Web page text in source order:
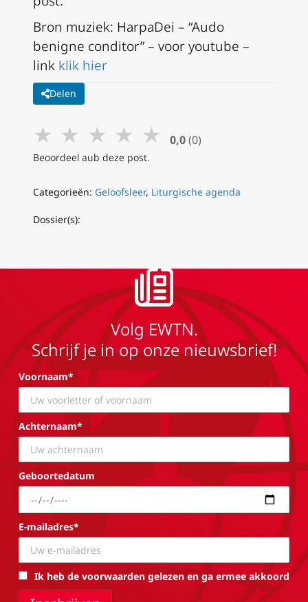
Bron muziek: HarpaDei – “Audo
benigne conditor” – voor youtube –
link klik hier
Delen
★ ★ ★ ★ ★ 0,0 (0)
Beoordeel aub deze post.
Categorieën: Geloofsleer, Liturgische agenda
Dossier(s):
Volg EWTN.
Schrijf je in op onze nieuwsbrief!
Voornaam*
Achternaam*
Geboortedatum
E-mailadres*
Ik heb de voorwaarden gelezen en ga ermee akkoord